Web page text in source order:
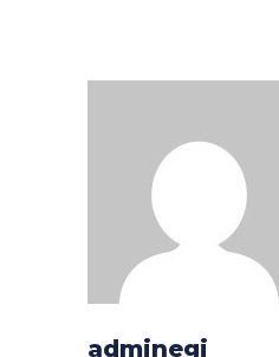
adminegi